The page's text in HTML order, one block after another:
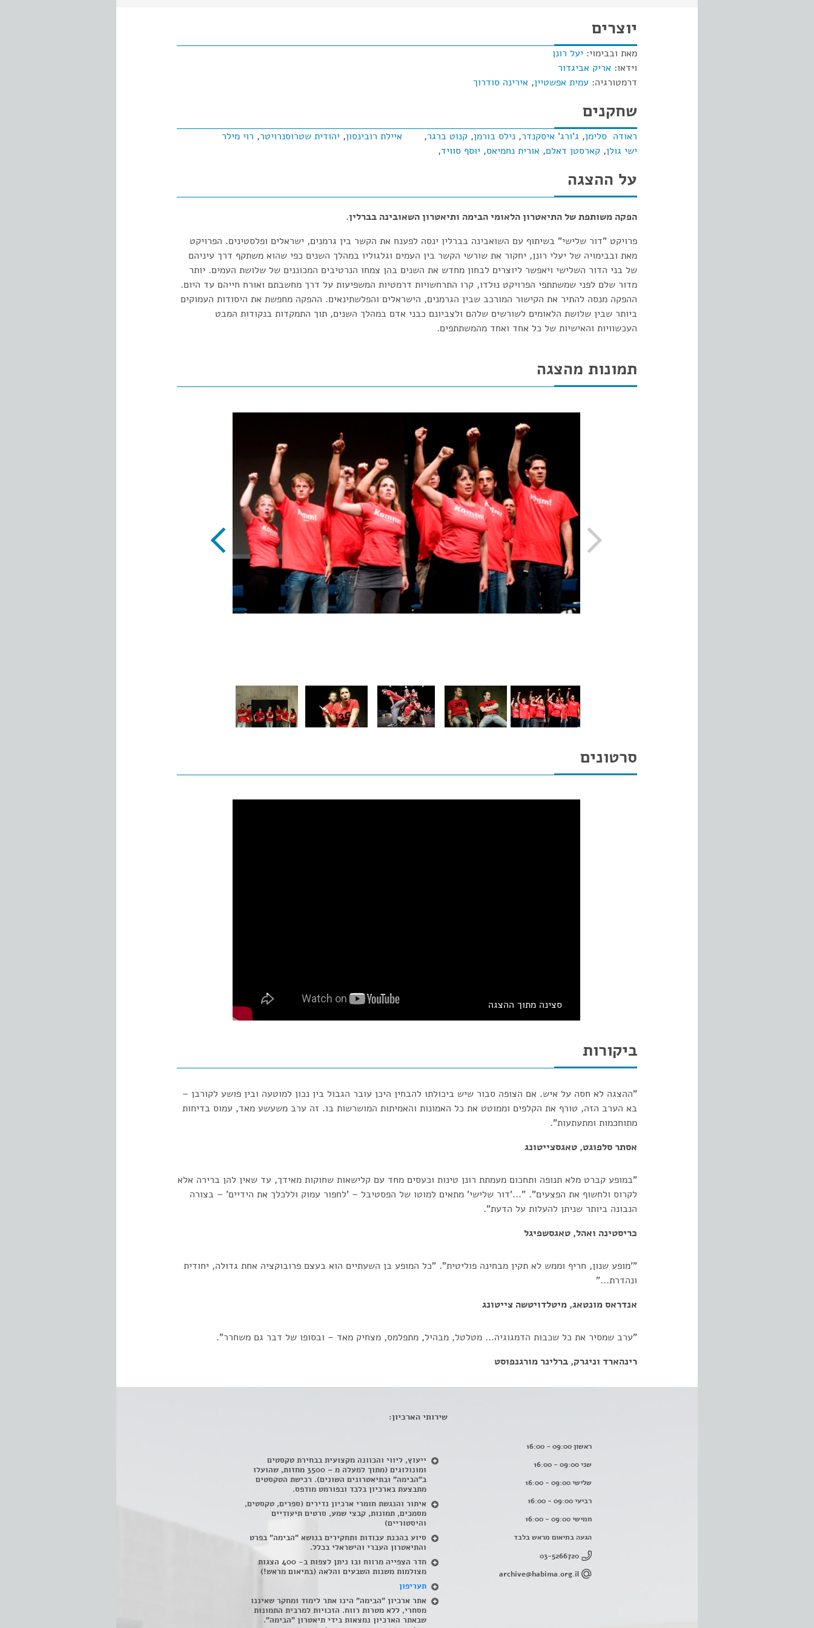
יוצרים
מאת ובבימוי: יעל רונן
וידאו: אריק אביגדור
דרמטורגיה: עמית אפשטיין, אירינה סודרוך
שחקנים
ראודה סלימן, ג'ורג' איסקנדר, נילס בורמן, קנוט ברגר,
ישי גולן, קארסטן דאלם, אורית נחמיאס, יוּסף סוויד,
איילת רובינסון, יהודית שטרוסנרויטר, רוי מילר
על ההצגה
הפקה משותפת של התיאטרון הלאומי הבימה ותיאטרון השאובינה בברלין.
פרויקט "דור שלישי" בשיתוף עם השואבינה בברלין ינסה לפענח את הקשר בין גרמנים, ישראלים ופלסטינים. הפרויקט
מאת ובבימויה של יעלי רונן, יחקור את שורשי הקשר בין העמים וגלגוליו במהלך השנים כפי שהוא משתקף דרך עיניהם
של בני הדור השלישי ויאפשר ליוצרים לבחון מחדש את השנים בהן צמחו הנרטיבים המכוננים של שלושת העמים. יותר
מדור שלם לפני שמשתתפי הפרויקט נולדו, קרו התרחשויות דרמטיות המשפיעות על דרך מחשבתם ואורח חייהם עד היום.
ההפקה מנסה להתיר את הקישור המורכב שבין הגרמנים, הישראלים והפלשתינאים. ההפקה מחפשת את היסודות העמוקים
ביותר שבין שלושת הלאומים לשורשים שלהם ולצביונם כבני אדם במהלך השנים, תוך התמקדות בנקודות המבט
העכשוויות והאישיות של כל אחד ואחד מהמשתתפים.
תמונות מהצגה
סרטונים
סצינה מתוך ההצגה
ביקורות
"ההצגה לא חסה על איש. אם הצופה סבור שיש ביכולתו להבחין היכן עובר הגבול בין נכון למוטעה ובין פושע לקורבן –
בא הערב הזה, טורף את הקלפים וממוטט את כל האמונות והאמיתות המושרשות בו. זה ערב משעשע מאד, עמוס בדיחות
מתוחכמות ומתעתעות”.
אסתר סלפוגט, טאגסצייטונג
"במופע קברט מלא תנופה ותחכום מעמתת רונן טינות וכעסים מחד עם קלישאות שחוקות מאידך, עד שאין להן ברירה אלא
לקרוס ולחשוף את הפצעים". "...'דור שלישי' מתאים למוטו של הפסטיבל – 'לחפור עמוק וללכלך את הידיים' – בצורה
הנבונה ביותר שניתן להעלות על הדעת".
כריסטינה ואהל, טאגסשפיגל
"'מופע שנון, חריף וממש לא תקין מבחינה פוליטית". "כל המופע בן השעתיים הוא בעצם פרובוקציה אחת גדולה, יחודית
ונהדרת...”
אנדראס מונטאג, מיטלדויטשה צייטונג
"ערב שמסיר את כל שכבות הדמגוגיה... מטלטל, מבהיל, מתפלמס, מצחיק מאד – ובסופו של דבר גם משחרר".
רינהארד וניגרק, ברלינר מורגנפוסט
ראשון 09:00 - 16:00
שני 09:00 - 16:00
שלישי 09:00 - 16:00
רביעי 09:00 - 16:00
חמישי 09:00 - 16:00
הגעה בתיאום מראש בלבד
03-5266720
archive@habima.org.il
שירותי הארכיון:
ייעוץ, ליווי והכוונה מקצועית בבחירת טקסטים
ומונולוגים (מתוך למעלה מ – 3500 מחזות, שהועלו
ב"הבימה" ובתיאטרונים השונים). רכישת הטקסטים
מתבצעת בארכיון בלבד ובפורמט מודפס.
איתור והנגשת חומרי ארכיון נדירים (ספרים, טקסטים,
מסמכים, תמונות, קבצי שמע, סרטים תיעודיים
והיסטוריים)
סיוע בהכנת עבודות ותחקירים בנושא "הבימה" בפרט
והתיאטרון העברי והישראלי בכלל.
חדר הצפייה מרווח ובו ניתן לצפות ב- 400 הצגות
מצולמות משנות השבעים והלאה (בתיאום מראש!)
תעריפון
אתר ארכיון "הבימה" הינו אתר לימוד ומחקר שאיננו
מסחרי, ללא מטרות רווח. הזכויות למרבית התמונות
שבאתר הארכיון נמצאות בידי תיאטרון "הבימה".